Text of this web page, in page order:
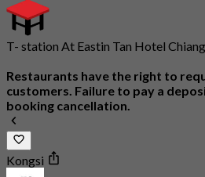
T- station At Eastin Tan Hotel
Restaurants have the right to
customers. Failure to pay a
booking cancellation.
Kongsi